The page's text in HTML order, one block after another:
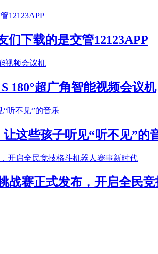
们下载的是交管12123APP
180°超广角智能视频会议机
这些孩子听见“听不见”的
战赛正式发布，开启全民